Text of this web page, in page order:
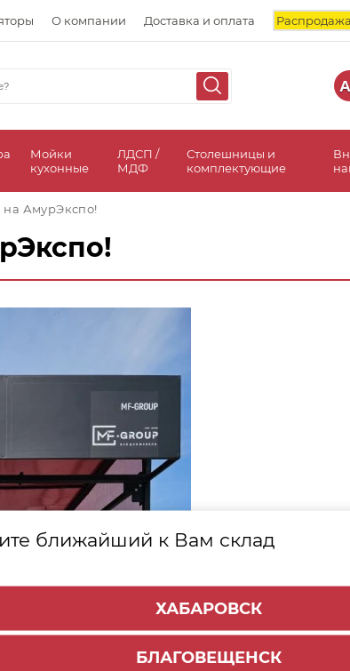
О компании Доставка и оплата Распродажа
Мойки
кухонные
ЛДСП /
МДФ
Столешницы и
комплектующие
ближайший к Вам склад
ХАБАРОВСК
БЛАГОВЕЩЕНСК
на АмурЭкспо!